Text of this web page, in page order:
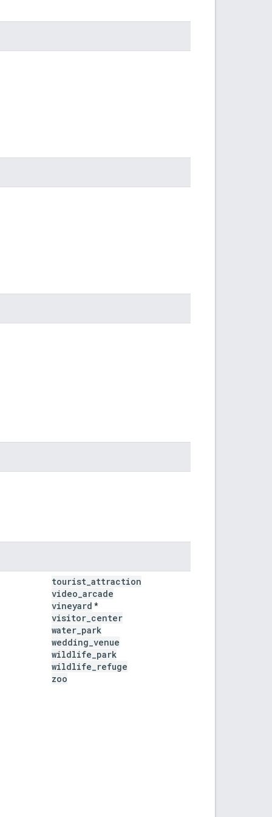
tourist attraction
video arcade
vineyard *
visitor center
water park
wedding venue
wildlife park
wildlife refuge
zoo